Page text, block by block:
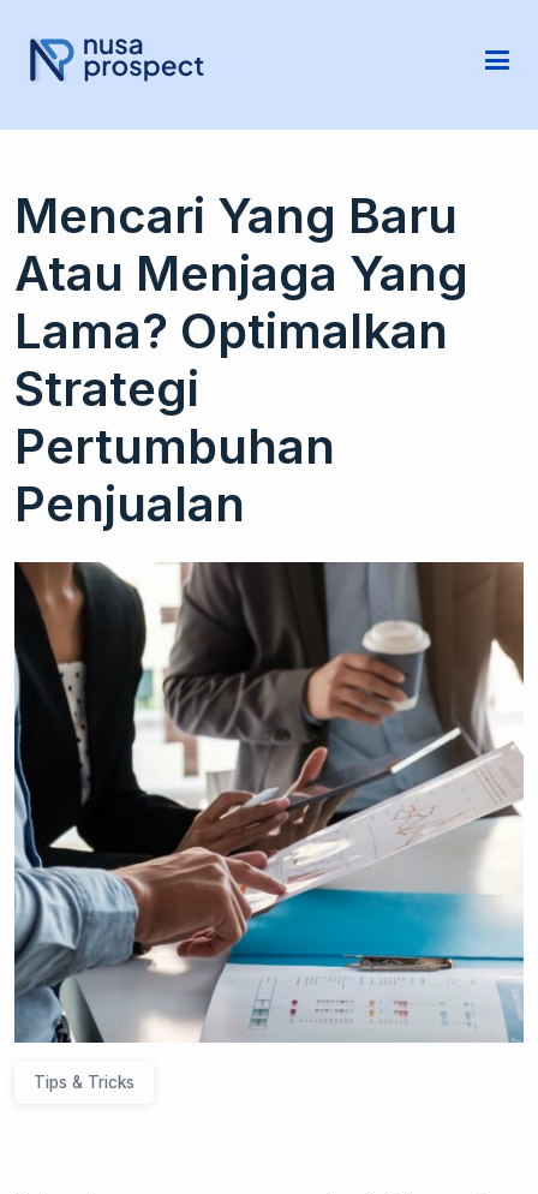
Mencari Yang Baru
Atau Menjaga Yang
Lama? Optimalkan
Strategi
Pertumbuhan
Penjualan
Tips & Tricks